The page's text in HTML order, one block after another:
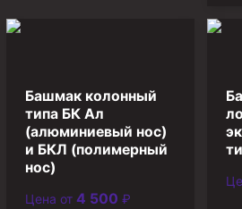
Перья для резки кабеля
Шаблоны колонные
Перья гидромониторные
Пауки гидравлические
Башмак колонный
типа БК Ал
(алюминиевый нос)
и БКЛ (полимерный
нос)
Цена от 4 500 ₽